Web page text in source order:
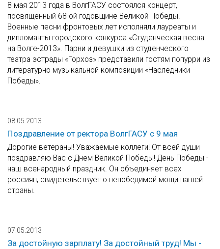
8 мая 2013 года в ВолгГАСУ состоялся концерт,
посвященный 68-ой годовщине Великой Победы.
Военные песни фронтовых лет исполняли лауреаты и
дипломанты городского конкурса «Студенческая весна
на Волге-2013». Парни и девушки из студенческого
театра эстрады «Горхоз» представили гостям попурри из
литературно-музыкальной композиции «Наследники
Победы».
08.05.2013
Поздравление от ректора ВолгГАСУ с 9 мая
Дорогие ветераны! Уважаемые коллеги! От всей души
поздравляю Вас с Днем Великой Победы! День Победы -
наш всенародный праздник. Он объединяет всех
россиян, свидетельствует о непобедимой мощи нашей
страны.
07.05.2013
За достойную зарплату! За достойный труд! Мы -